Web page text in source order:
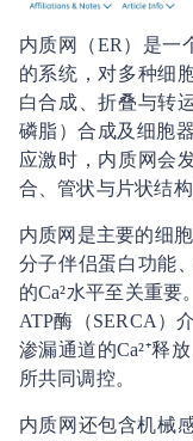
内质网（ER）是一
的系统，对多种细
白合成、折叠与转
磷脂）合成及细胞
应激时，内质网会
合、管状与片状结
内质网是主要的细
分子伴侣蛋白功能
的Ca²⁯水平至关重要
ATP酶（SERCA）
渗漏通道的Ca²⁺释
所共同调控。
内质网还包含机械